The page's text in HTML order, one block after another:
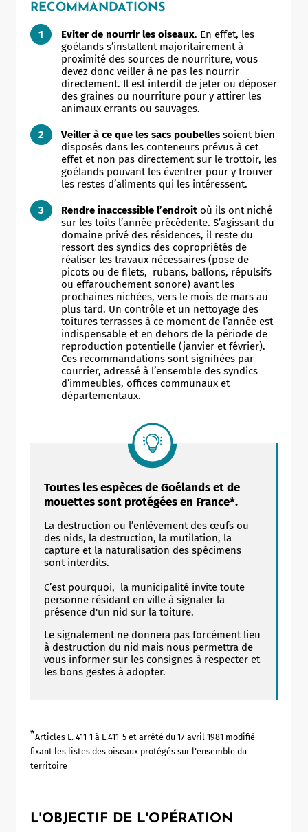
RECOMMANDATIONS
Eviter de nourrir les oiseaux. En effet, les
goélands s’installent majoritairement à
proximité des sources de nourriture, vous
devez donc veiller à ne pas les nourrir
directement. Il est interdit de jeter ou déposer
des graines ou nourriture pour y attirer les
animaux errants ou sauvages.
Veiller à ce que les sacs poubelles soient bien
disposés dans les conteneurs prévus à cet
effet et non pas directement sur le trottoir, les
goélands pouvant les éventrer pour y trouver
les restes d’aliments qui les intéressent.
Rendre inaccessible l’endroit où ils ont niché
sur les toits l’année précédente. S’agissant du
domaine privé des résidences, il reste du
ressort des syndics des copropriétés de
réaliser les travaux nécessaires (pose de
picots ou de filets, rubans, ballons, répulsifs
ou effarouchement sonore) avant les
prochaines nichées, vers le mois de mars au
plus tard. Un contrôle et un nettoyage des
toitures terrasses à ce moment de l’année est
indispensable et en dehors de la période de
reproduction potentielle (janvier et février).
Ces recommandations sont signifiées par
courrier, adressé à l’ensemble des syndics
d’immeubles, offices communaux et
départementaux.
Toutes les espèces de Goélands et de
mouettes sont protégées en France*.
La destruction ou l’enlèvement des œufs ou
des nids, la destruction, la mutilation, la
capture et la naturalisation des spécimens
sont interdits.
C’est pourquoi, la municipalité invite toute
personne résidant en ville à signaler la
présence d'un nid sur la toiture.
Le signalement ne donnera pas forcément lieu
à destruction du nid mais nous permettra de
vous informer sur les consignes à respecter et
les bons gestes à adopter.
*Articles L. 411-1 à L.411-5 et arrêté du 17 avril 1981 modifié
fixant les listes des oiseaux protégés sur l’ensemble du
territoire
L'OBJECTIF DE L'OPÉRATION